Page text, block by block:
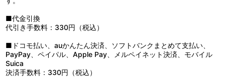
■代金引換
代引き手数料：330円（税込）
■ドコモ払い、auかんたん決済、ソフトバンクまとめて支払い、
PayPay、ペイパル、Apple Pay、メルペイネット決済、モバイル
Suica
決済手数料：330円（税込）